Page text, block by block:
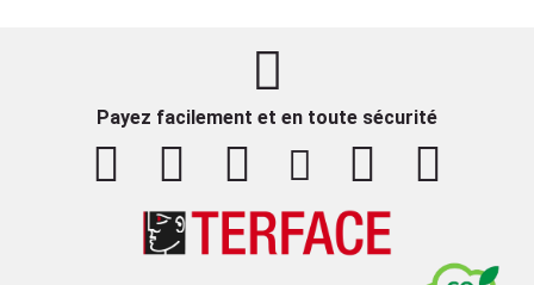
Payez facilement et en toute sécurité